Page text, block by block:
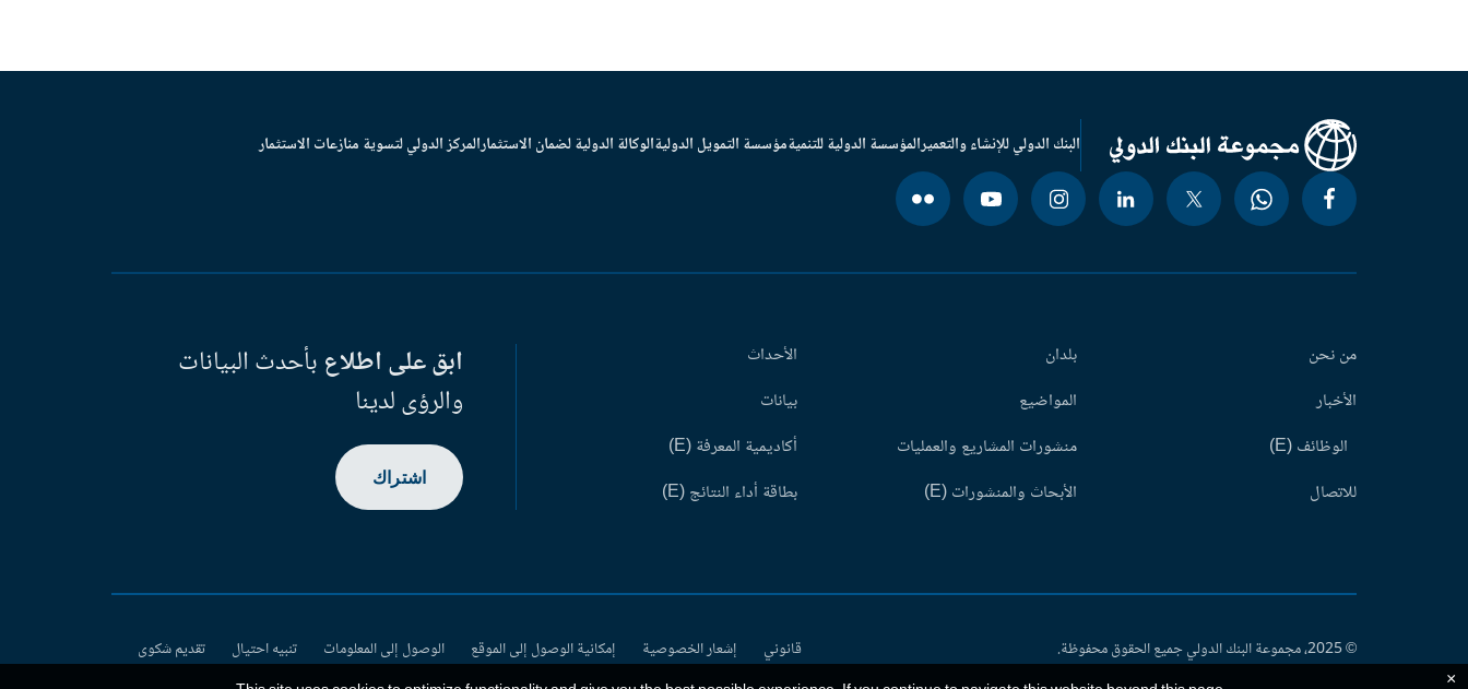
البنك الدولي للإنشاء والتعميرالمؤسسة الدولية للتنميةمؤسسة التمويل الدوليةالوكالة الدولية لضمان الاستثمارالمركز الدولي لتسوية منازعات الاستثمار
من نحن
الأخبار
الوظائف (E)
للاتصال
بلدان
المواضيع
منشورات المشاريع والعمليات
الأبحاث والمنشورات (E)
الأحداث
بيانات
أكاديمية المعرفة (E)
بطاقة أداء النتائج (E)
ابق على اطلاعبأحدث البيانات
والرؤى لدينا
اشتراك
© 2025، مجموعة البنك الدولي جميع الحقوق محفوظة. قانوني إشعار الخصوصية إمكانية الوصول إلى الموقع الوصول إلى المعلومات تنبيه احتيال
تقديم شكوى
×